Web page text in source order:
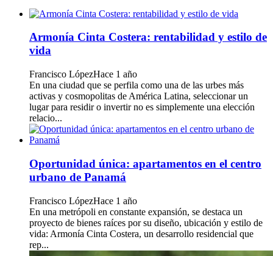
Armonía Cinta Costera: rentabilidad y estilo de
vida
Francisco LópezHace 1 año
En una ciudad que se perfila como una de las urbes más
activas y cosmopolitas de América Latina, seleccionar un
lugar para residir o invertir no es simplemente una elección
relacio...
Oportunidad única: apartamentos en el centro
urbano de Panamá
Francisco LópezHace 1 año
En una metrópoli en constante expansión, se destaca un
proyecto de bienes raíces por su diseño, ubicación y estilo de
vida: Armonía Cinta Costera, un desarrollo residencial que
rep...